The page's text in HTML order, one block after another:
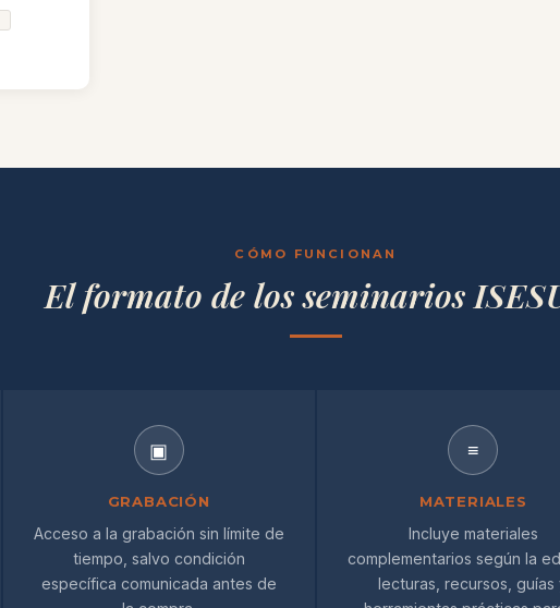
CÓMO FUNCIONAN
El formato de los seminarios
▣
GRABACIÓN
Acceso a la grabación sin límite de
tiempo, salvo condición
específica comunicada antes de
≡
MATERIALES
Incluye materiales
complementarios según la
lecturas, recursos, guías